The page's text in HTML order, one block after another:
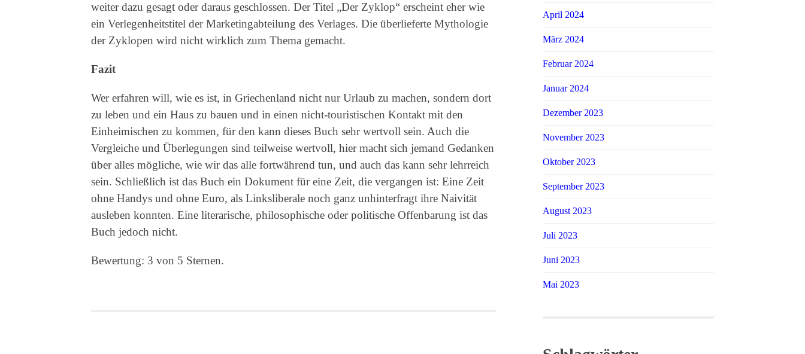
weiter dazu gesagt oder daraus geschlossen. Der Titel „Der Zyklop“ erscheint eher wie
ein Verlegenheitstitel der Marketingabteilung des Verlages. Die überlieferte Mythologie
der Zyklopen wird nicht wirklich zum Thema gemacht.
Fazit
Wer erfahren will, wie es ist, in Griechenland nicht nur Urlaub zu machen, sondern dort
zu leben und ein Haus zu bauen und in einen nicht-touristischen Kontakt mit den
Einheimischen zu kommen, für den kann dieses Buch sehr wertvoll sein. Auch die
Vergleiche und Überlegungen sind teilweise wertvoll, hier macht sich jemand Gedanken
über alles mögliche, wie wir das alle fortwährend tun, und auch das kann sehr lehrreich
sein. Schließlich ist das Buch ein Dokument für eine Zeit, die vergangen ist: Eine Zeit
ohne Handys und ohne Euro, als Linksliberale noch ganz unhinterfragt ihre Naivität
ausleben konnten. Eine literarische, philosophische oder politische Offenbarung ist das
Buch jedoch nicht.
Bewertung: 3 von 5 Sternen.
April 2024
März 2024
Februar 2024
Januar 2024
Dezember 2023
November 2023
Oktober 2023
September 2023
August 2023
Juli 2023
Juni 2023
Mai 2023